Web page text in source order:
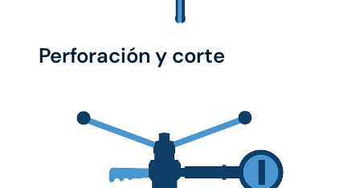
Perforación y corte